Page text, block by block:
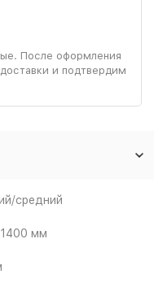
После оформления
и подтвердим
средний
мм